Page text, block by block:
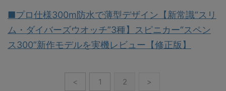
■プロ仕様300m防水で薄型デザイン【新常識“スリ
ム・ダイバーズウオッチ”3種】スピニカー“スペン
ス300”新作モデルを実機レビュー【修正版】
< 1 2 >